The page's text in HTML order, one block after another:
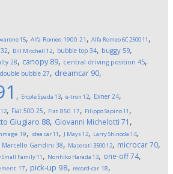
15, Alfa Romeo 1900 21 , Alfa Romeo 6C 250011 ,
32, Bill Mitchell 12, bubble top 34, buggy 59,
28, canopy 89, central driving position 45,
double bubble 27, dreamcar 90,
, Ercole Spada 13, e-tron 12, Exner 24,
12, Fiat 500 25, Fiat 850 17, Filippo Sapino11 ,
Giugiaro 88, Giovanni Michelotti 71 ,
19, idea car11 , J Mays12, Larry Shinoda 14,
Marcello Gandini 38, Maserati 350012, microcar70,
Small Family11 , Norihiko Harada 13, one-off74,
17, pick-up 98, record-car 18,